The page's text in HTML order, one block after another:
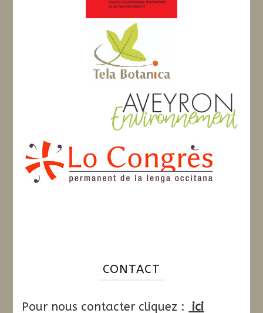
CONTACT
Pour nous contacter cliquez : ici